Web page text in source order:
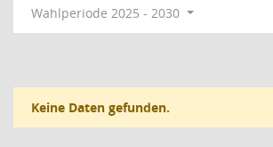
Wahlperiode 2025 - 2030
Keine Daten gefunden.